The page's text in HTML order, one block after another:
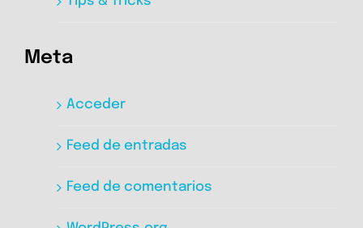
Meta
Acceder
Feed de entradas
Feed de comentarios